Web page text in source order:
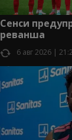
Сенси
реванша
6 авг 2026 |